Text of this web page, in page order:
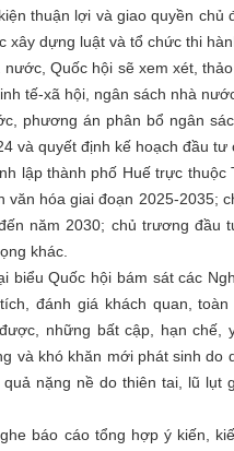
thuận lợi và giao quyền chủ
xây dựng luật và tổ chức thi
Quốc hội sẽ xem xét,
tế-xã hội, ngân sách nhà
phương án phân bổ ngân
và quyết định kế hoạch đầu tư
lập thành phố Huế trực
văn hóa giai đoạn 2025-2035;
năm 2030; chủ trương
khác.
biểu Quốc hội bám sát các
đánh giá khách quan,
những bất cập, hạn chế,
và khó khăn mới phát sinh
nặng nề do thiên tai, lũ lụt
báo cáo tổng hợp ý kiến,